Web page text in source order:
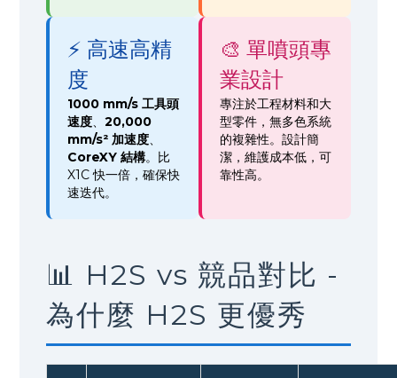
⚡ 高速高精
度
1000 mm/s 工具頭
速度、 20,000
mm/s² 加速度、
CoreXY 結構。比
X1C 快一倍，確保快
速迭代。
🎨 單噴頭專
業設計
專注於工程材料和大
型零件，無多色系統
的複雜性。設計簡
潔，維護成本低，可
靠性高。
📊 H2S vs 競品對比 -
為什麼 H2S 更優秀